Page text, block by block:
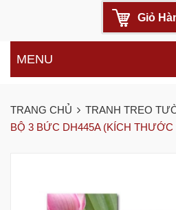
Giỏ
MENU
TRANG CHỦ TRANH TREO
BỘ 3 BỨC DH445A (KÍCH THƯỚC